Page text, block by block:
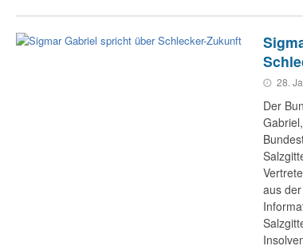
28.
Der
aus